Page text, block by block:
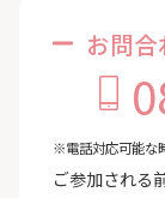
お問合
※電話対応可能な
ご参加される